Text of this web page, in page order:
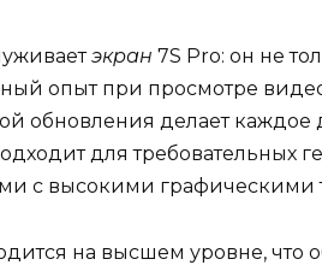
экран 7S Pro: он не
опыт при просмотре
обновления делает
для требовательных
с высокими графическими
на высшем уровне, что